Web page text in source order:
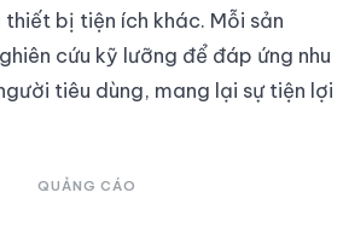
bị tiện ích khác. Mỗi sản
cứu kỹ lưỡng để đáp ứng nhu
tiêu dùng, mang lại sự tiện lợi
QUẢNG CÁO